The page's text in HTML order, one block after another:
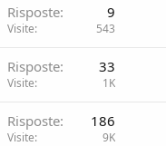
Risposte 9
Visite 543
Risposte 33
Visite 1K
Risposte 186
Visite 9K